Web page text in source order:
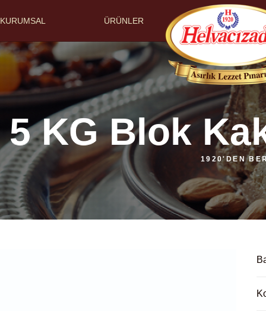
KURUMSAL ÜRÜNLER
5 KG Blok
1920'DEN